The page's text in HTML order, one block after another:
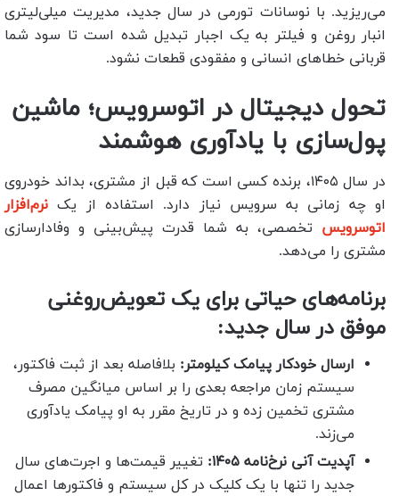
می‌ریزید. با نوسانات تورمی در سال جدید، مدیریت میلی‌لیتری
انبار روغن و فیلتر به یک اجبار تبدیل شده است تا سود شما
قربانی خطاهای انسانی و مفقودی قطعات نشود.
تحول دیجیتال در اتوسرویس؛ ماشین
پول‌سازی با یادآوری هوشمند
در سال ۱۴۰۵، برنده کسی است که قبل از مشتری، بداند خودروی
او چه زمانی به سرویس نیاز دارد. استفاده از یک نرم‌افزار
اتوسرویس تخصصی، به شما قدرت پیش‌بینی و وفادارسازی
مشتری را می‌دهد.
برنامه‌های حیاتی برای یک تعویض‌روغنی
موفق در سال جدید:
ارسال خودکار پیامک کیلومتر: بلافاصله بعد از ثبت فاکتور،
سیستم زمان مراجعه بعدی را بر اساس میانگین مصرف
مشتری تخمین زده و در تاریخ مقرر به او پیامک یادآوری
می‌زند.
آپدیت آنی نرخ‌نامه ۱۴۰۵:
تغییر قیمت‌ها و اجرت‌های سال
جدید را تنها با یک کلیک در کل سیستم و فاکتورها اعمال